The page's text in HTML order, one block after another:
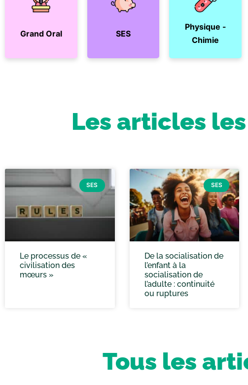
Grand Oral SES
Physique -
Chimie
Les articles
SES
Le processus de «
civilisation des
mœurs »
SES
De la socialisation de
l’enfant à la
socialisation de
l’adulte : continuité
ou ruptures
Tous les